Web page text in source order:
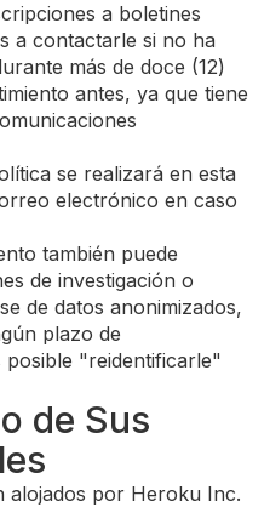
a boletines
a contactarle si no ha
más de doce (12)
antes, ya que tiene
se realizará en esta
electrónico en caso
también puede
de investigación o
de datos anonimizados,
plazo de
"reidentificarle"
de Sus
alojados por Heroku Inc.